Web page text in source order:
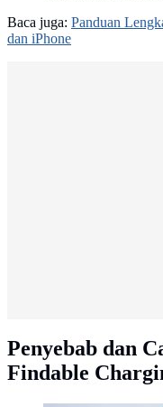
Baca juga: Panduan
dan iPhone
Penyebab dan
Findable